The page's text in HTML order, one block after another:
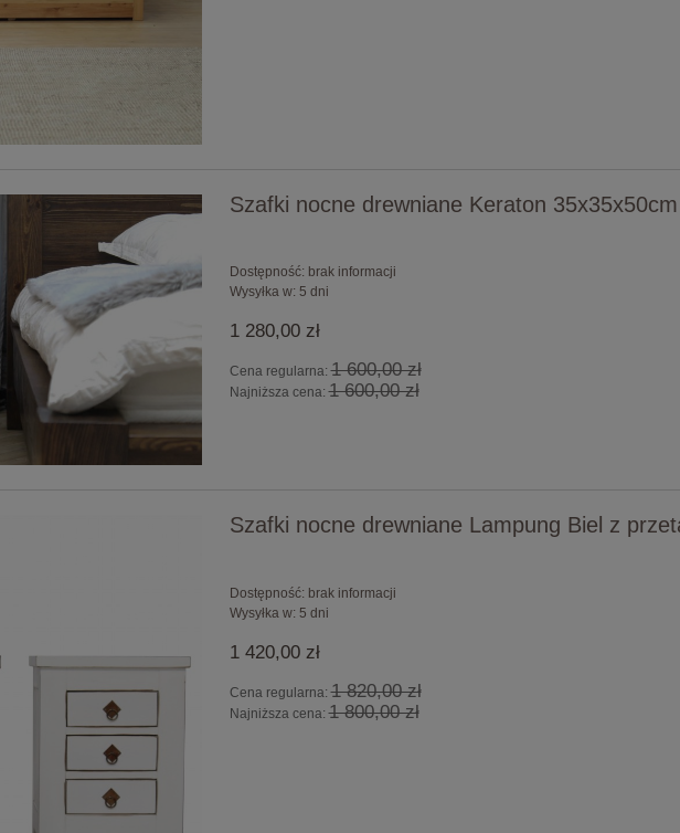
Szafki nocne drewniane Keraton
Dostępność: brak informacji
Wysyłka w: 5 dni
1 280,00 zł
Cena regularna:1 600,00 zł
Najniższa cena:1 600,00 zł
Szafki nocne drewniane Lampung Biel z
Dostępność: brak informacji
Wysyłka w: 5 dni
1 420,00 zł
Cena regularna:1 820,00 zł
Najniższa cena:1 800,00 zł